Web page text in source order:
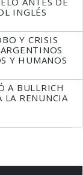
INGLÉS
Y CRISIS
Y HUMANOS
A BULLRICH
LA RENUNCIA